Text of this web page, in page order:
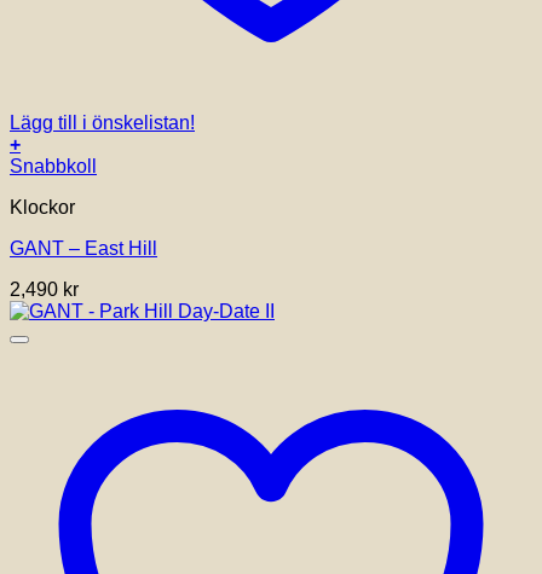
Lägg till i önskelistan!
+
Snabbkoll
Klockor
GANT – East Hill
2,490 kr